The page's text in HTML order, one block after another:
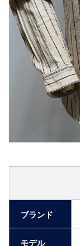
ブランド
モデル